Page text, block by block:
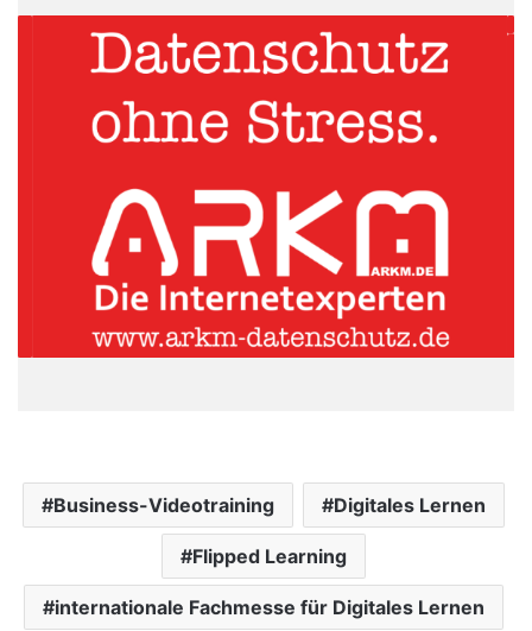
Business-Videotraining Digitales Lernen
Flipped Learning
internationale Fachmesse für Digitales Lernen